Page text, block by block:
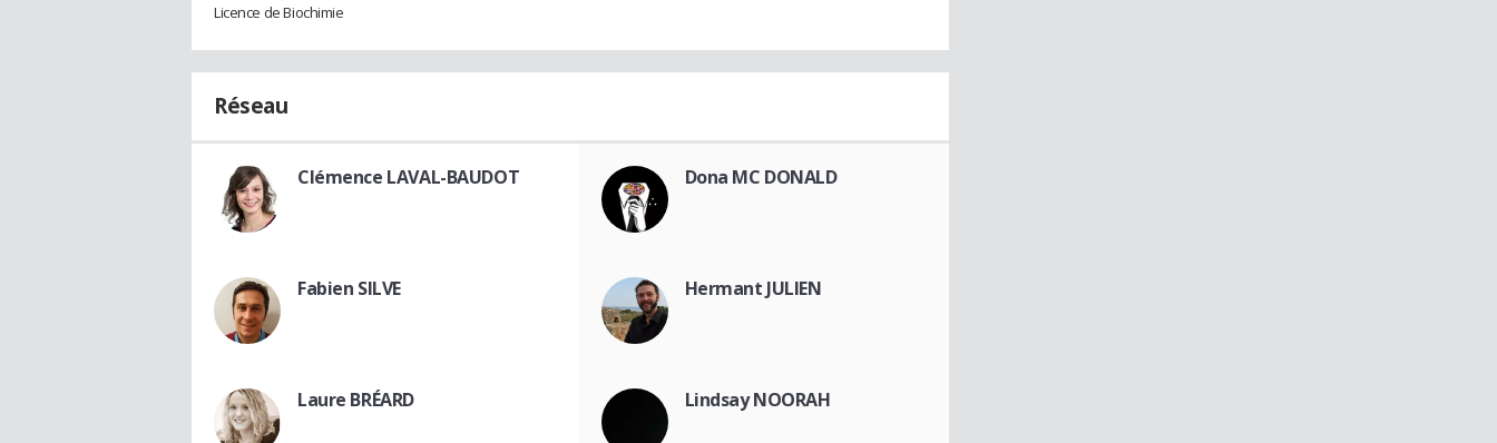
Licence de Biochimie
Réseau
Clémence LAVAL-BAUDOT Dona MC DONALD
Fabien SILVE Hermant JULIEN
Laure BRÉARD Lindsay NOORAH